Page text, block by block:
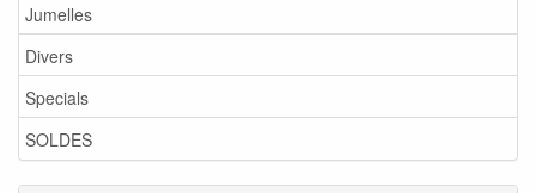
Jumelles
Divers
Specials
SOLDES